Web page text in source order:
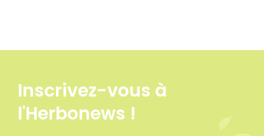
Inscrivez-vous à
l'Herbonews !